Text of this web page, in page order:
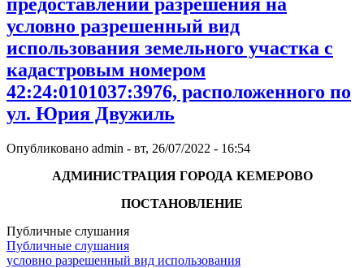
условно разрешенный вид
использования земельного участка с
кадастровым номером
42:24:0101037:3976, расположенного по
ул. Юрия Двужиль
Опубликовано admin - вт, 26/07/2022 - 16:54
АДМИНИСТРАЦИЯ ГОРОДА КЕМЕРОВО
ПОСТАНОВЛЕНИЕ
Публичные слушания
Публичные слушания
условно разрешенный вид использования